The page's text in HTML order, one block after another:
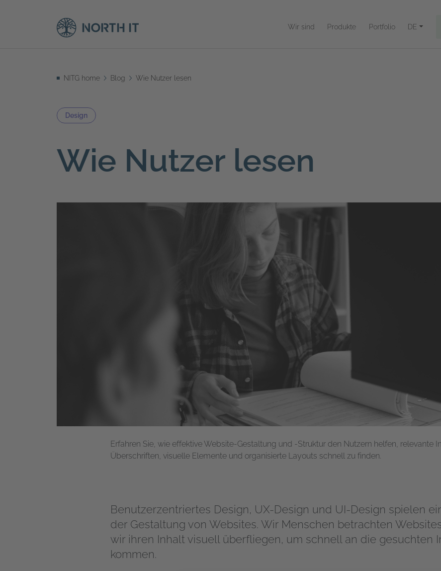
Wir sind Produkte Portfolio DE
NITG home Blog Wie Nutzer lesen
Design
Wie Nutzer lesen
Erfahren Sie, wie effektive Website-Gestaltung und -Struktur den Nutzern helfen, relevante
Überschriften, visuelle Elemente und organisierte Layouts schnell zu finden.
Benutzerzentriertes Design, UX-Design und UI-Design spielen
der Gestaltung von Websites. Wir Menschen betrachten
wir ihren Inhalt visuell überfliegen, um schnell an die gesuchten
kommen.